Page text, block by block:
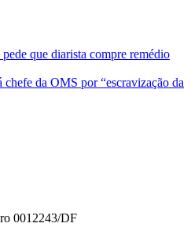
que diarista compre remédio
da OMS por “escravização da
0012243/DF